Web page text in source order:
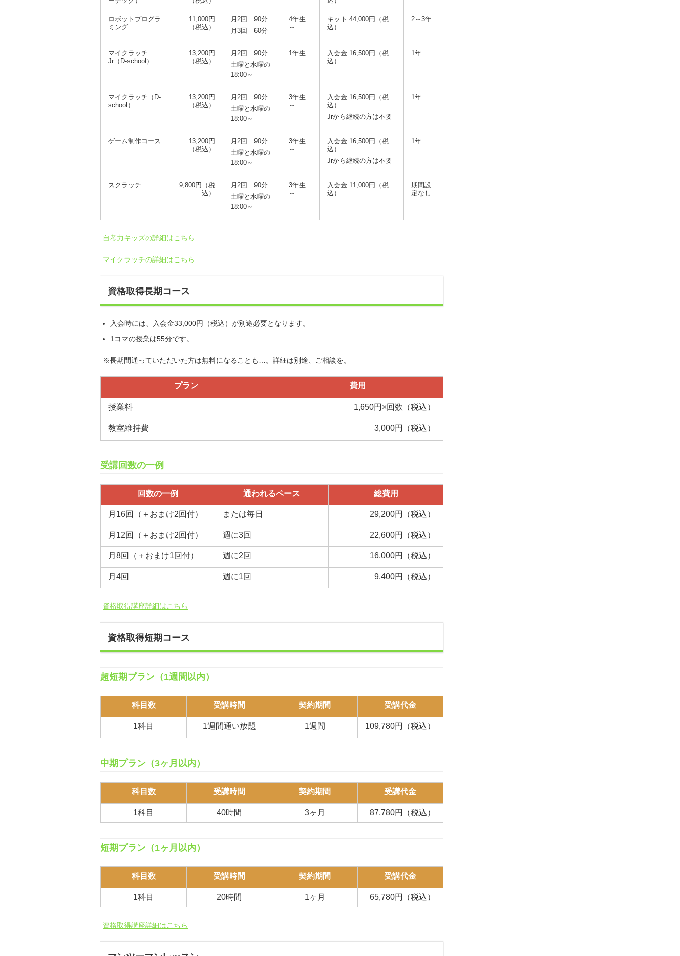
ロボットプログラ
ミング
11,000円
（税込）
月2回 90分
月3回 60分
4年生
～
キット 44,000円
（税
込）
2～3年
マイクラッチ
Jr（D-school）
13,200円
（税込）
月2回 90分
土曜と水曜の
18:00～
1年生 入会金 16,500円
（税
込）
1年
マイクラッチ（D-
school）
13,200円
（税込）
月2回 90分
土曜と水曜の
18:00～
3年生
～
入会金 16,500円
（税
込）
Jrから継続の方は不要
1年
ゲーム制作コース
13,200円
（税込）
月2回 90分
土曜と水曜の
18:00～
3年生
～
入会金 16,500円
（税
込）
Jrから継続の方は不要
1年
スクラッチ
9,800円（税
込）
月2回 90分
土曜と水曜の
18:00～
3年生
～
入会金 11,000円
（税
込）
期間設
定なし
自考力キッズの詳細はこちら
マイクラッチの詳細はこちら
資格取得長期コース
入会時には、入会金33,000円（税込）が別途必要となります。
1コマの授業は55分です。
※長期間通っていただいた方は無料になることも…。詳細は別途、ご相談を。
プラン 費用
授業料 1,650円×回数（税込）
教室維持費 3,000円（税込）
受講回数の一例
回数の一例 通われるペース 総費用
月16回（＋おまけ2回付） または毎日 29,200円（税込）
月12回（＋おまけ2回付） 週に3回 22,600円（税込）
月8回（＋おまけ1回付） 週に2回 16,000円（税込）
月4回 週に1回 9,400円（税込）
資格取得講座詳細はこちら
資格取得短期コース
超短期プラン（1週間以内）
科目数 受講時間 契約期間 受講代金
1科目 1週間通い放題 1週間 109,780円（税込）
中期プラン（3ヶ月以内）
科目数 受講時間 契約期間 受講代金
1科目 40時間 3ヶ月 87,780円（税込）
短期プラン（1ヶ月以内）
科目数 受講時間 契約期間 受講代金
1科目 20時間 1ヶ月 65,780円（税込）
資格取得講座詳細はこちら